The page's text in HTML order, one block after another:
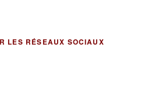
LES RÉSEAUX SOCIAUX